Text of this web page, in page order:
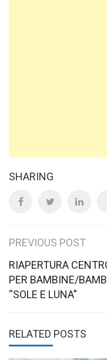
SHARING
Post
navigation
PREVIOUS POST
RIAPERTURA
PER BAMBINE/
“SOLE E LUNA”
RELATED POSTS